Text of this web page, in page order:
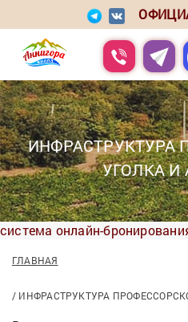
ИНФРАСТРУКТУРА
УГОЛКА
система онлайн-
ГЛАВНАЯ
ИНФРАСТРУКТУРА